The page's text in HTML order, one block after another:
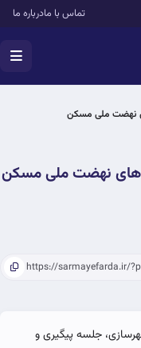
تماس با مادرباره ما
نهضت ملی مسکن
نهضت ملی مسکن
جلسه پیگیری و